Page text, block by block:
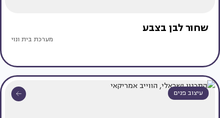
שחור לבן בצבע
מערכת בית ונוי
עיצוב פנים